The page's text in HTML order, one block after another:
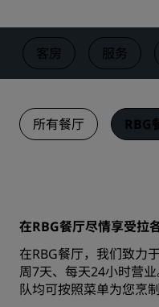
客房 服务
所有餐厅 RBG
在RBG餐厅尽情享受拉
在RBG餐厅，我们致力
周7天、每天24小时营
队均可按照菜单为您烹